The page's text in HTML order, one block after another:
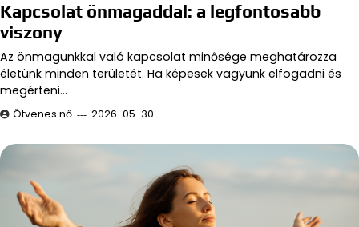
Kapcsolat önmagaddal: a legfontosabb
viszony
Az önmagunkkal való kapcsolat minősége meghatározza
életünk minden területét. Ha képesek vagyunk elfogadni és
megérteni…
Ötvenes nő 2026-05-30